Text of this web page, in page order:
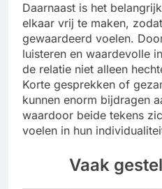
Daarnaast is het
elkaar vrij te maken,
gewaardeerd voelen.
luisteren en waardevolle
de relatie niet alleen
Korte gesprekken of
kunnen enorm bijdragen
waardoor beide tekens
voelen in hun
Vaak